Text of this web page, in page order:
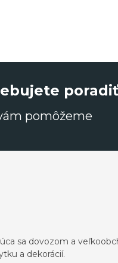
pomôžeme
sa dovozom a
a dekorácií.